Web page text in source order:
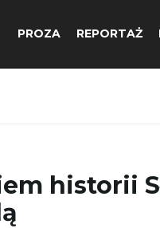
PROZA REPORTAŻ
historii